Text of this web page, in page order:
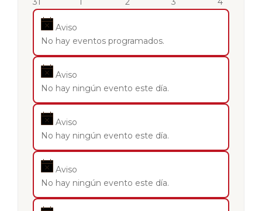
Aviso
No hay eventos programados.
Aviso
No hay ningún evento este día.
Aviso
No hay ningún evento este día.
Aviso
No hay ningún evento este día.